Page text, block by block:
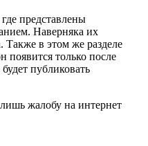
представлены
Наверняка их
Также в этом же разделе
появится только после
публиковать
жалобу на интернет